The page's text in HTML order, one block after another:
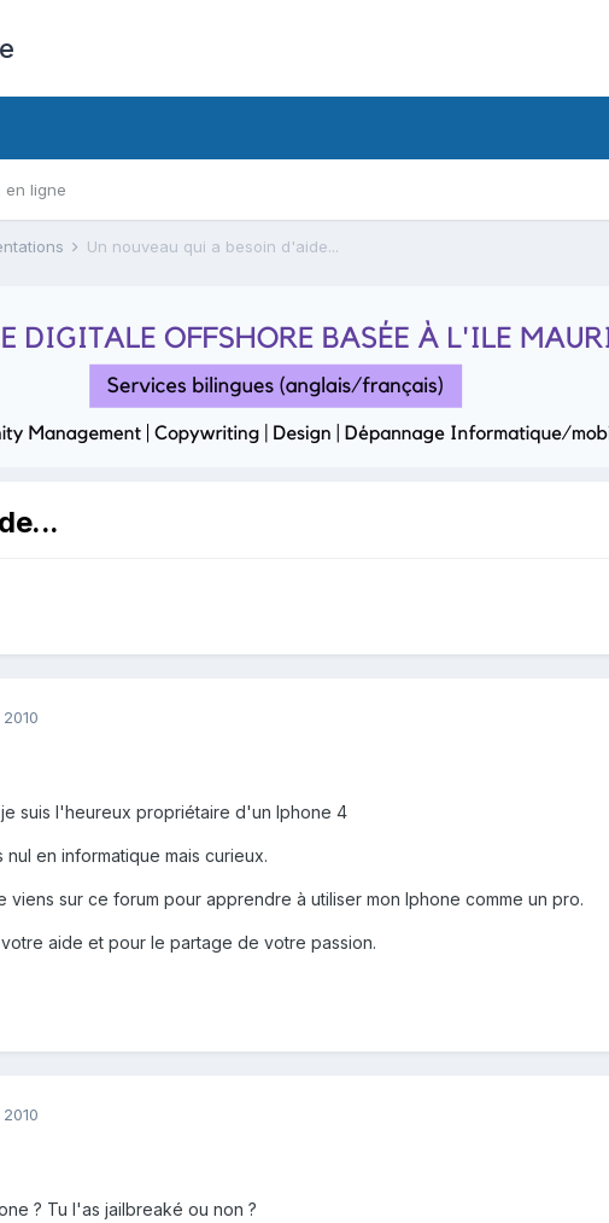
en ligne
Un nouveau qui a besoin d'aide...
suis l'heureux propriétaire d'un Iphone 4
nul en informatique mais curieux.
viens sur ce forum pour apprendre à utiliser mon Iphone comme un pro.
aide et pour le partage de votre passion.
? Tu l'as jailbreaké ou non ?